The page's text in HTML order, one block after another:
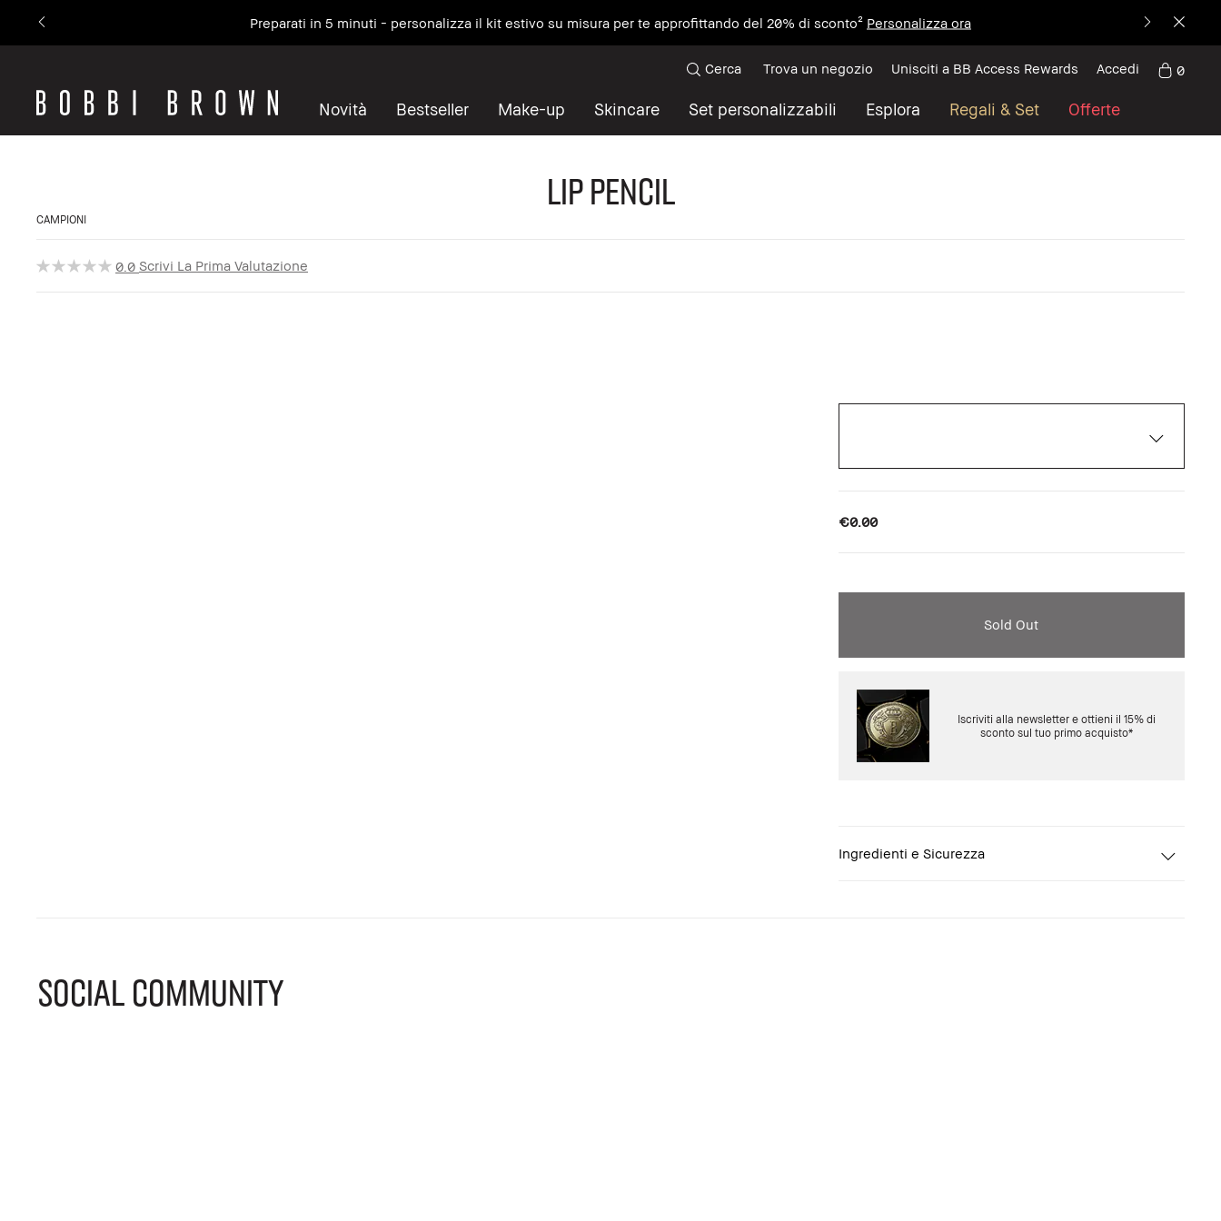
Preparati in 5 minuti - personalizza il kit estivo su misura per te approfittando del 20% di sconto² Personalizza ora
Novità Bestseller Make-up Skincare Set personalizzabili Esplora Regali & Set Offerte
Cerca Trova un negozio Unisciti a BB Access Rewards Accedi 0
Lip Pencil
CAMPIONI
0.0 Scrivi La Prima Valutazione
€0.00
Sold Out
Iscriviti alla newsletter e ottieni il 15% di
sconto sul tuo primo acquisto*
Ingredienti e Sicurezza
SOCIAL COMMUNITY